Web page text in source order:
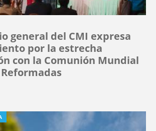
general del CMI expresa
por la estrecha
con la Comunión Mundial